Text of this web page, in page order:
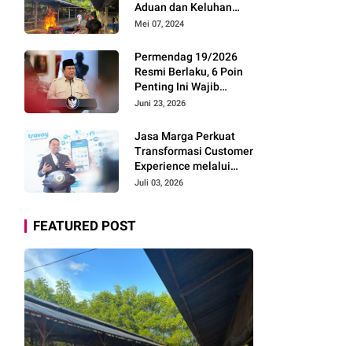
Aduan dan Keluhan
Masyarakat Soal Aksi
Mei 07, 2024
Permendag 19/2026
Resmi Berlaku, 6 Poin
Penting Ini Wajib
Diketahui Pengusaha
Juni 23, 2026
Jasa Marga Perkuat
Transformasi Customer
Experience melalui
Expert Sharing Session
Juli 03, 2026
FEATURED POST